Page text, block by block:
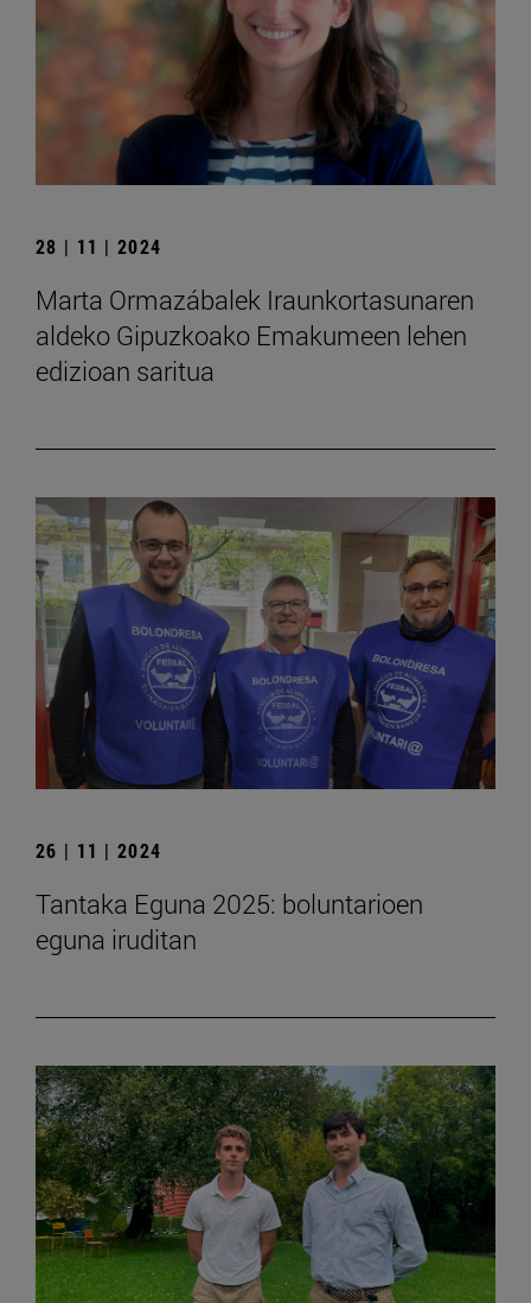
28 | 11 | 2024
Marta Ormazábalek Iraunkortasunaren
aldeko Gipuzkoako Emakumeen lehen
edizioan saritua
26 | 11 | 2024
Tantaka Eguna 2025: boluntarioen
eguna iruditan